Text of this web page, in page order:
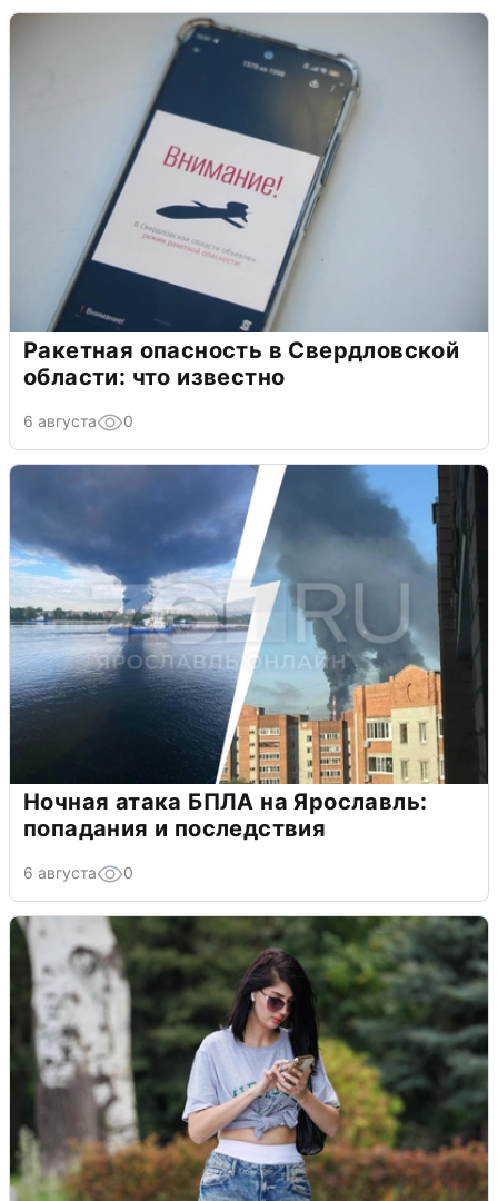
Ракетная опасность в Свердловской
области: что известно
6 августа 0
Ночная атака БПЛА на Ярославль:
попадания и последствия
6 августа 0